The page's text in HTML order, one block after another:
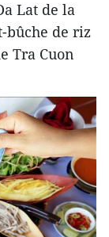
Lat de la
bûche de riz
Tra Cuon